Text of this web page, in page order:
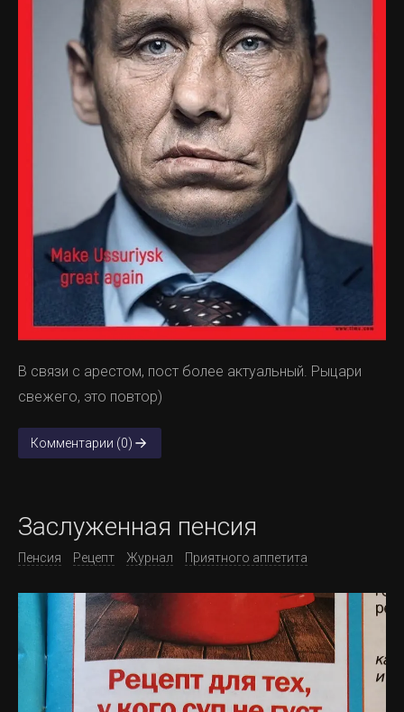
В связи с арестом, пост более актуальный. Рыцари
свежего, это повтор)
Комментарии (0)
Заслуженная пенсия
Пенсия Рецепт Журнал Приятного аппетита